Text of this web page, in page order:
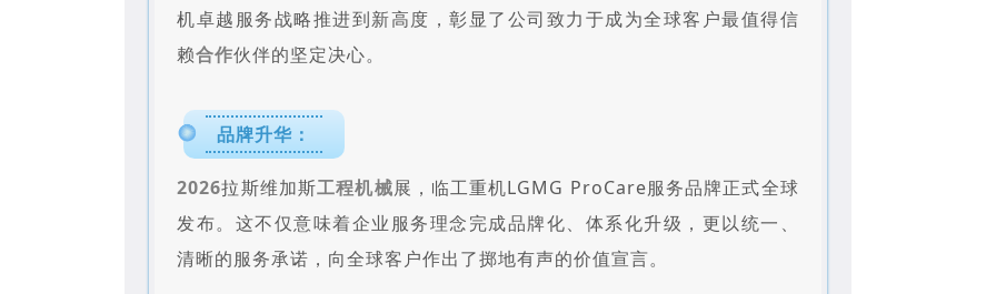
机卓越服务战略推进到新高度，彰显了公司致力于成为全球客户最值得信
赖合作伙伴的坚定决心。
品牌升华：
2026拉斯维加斯工程机械展，临工重机LGMG ProCare服务品牌正式全球
发布。这不仅意味着企业服务理念完成品牌化、体系化升级，更以统一、
清晰的服务承诺，向全球客户作出了掷地有声的价值宣言。